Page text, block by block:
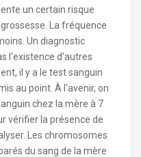
un certain risque
La fréquence
Un diagnostic
l'existence d'autres
il y a le test sanguin
au point. À l'avenir, on
chez la mère à 7
vérifier la présence de
Les chromosomes
du sang de la mère